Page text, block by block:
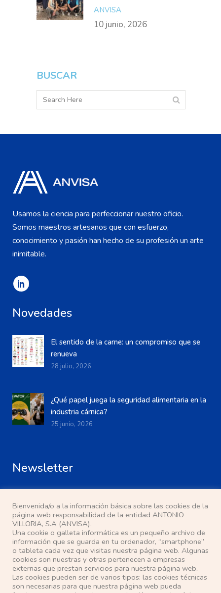
ANVISA
10 junio, 2026
BUSCAR
Usamos la ciencia para perfeccionar nuestro oficio.
Somos maestros artesanos que con esfuerzo,
conocimiento y pasión han hecho de su profesión un arte
inimitable.
Novedades
El sentido de la carne: un compromiso que se
renueva
28 julio, 2026
¿Qué papel juega la seguridad alimentaria en la
industria cárnica?
25 junio, 2026
Newsletter
He leído y acepto la política de privacidad
Localización
Pasaje Ana Mª del Valle, s/n
Bienvenida/o a la información básica sobre las cookies de la
página web responsabilidad de la entidad ANTONIO
VILLORIA, S.A (ANVISA).
Una cookie o galleta informática es un pequeño archivo de
información que se guarda en tu ordenador, “smartphone”
o tableta cada vez que visitas nuestra página web. Algunas
cookies son nuestras y otras pertenecen a empresas
externas que prestan servicios para nuestra página web.
Las cookies pueden ser de varios tipos: las cookies técnicas
son necesarias para que nuestra página web pueda